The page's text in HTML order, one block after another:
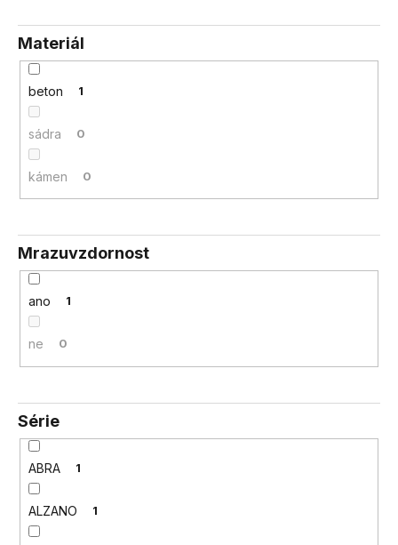
Materiál
beton 1
sádra 0
kámen 0
Mrazuvzdornost
ano 1
ne 0
Série
ABRA 1
ALZANO 1